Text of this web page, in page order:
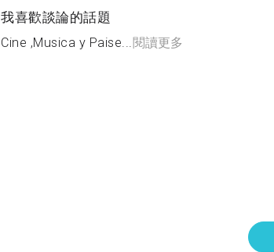
我喜歡談論的話題
Cine ,Musica y Paise...閱讀更多